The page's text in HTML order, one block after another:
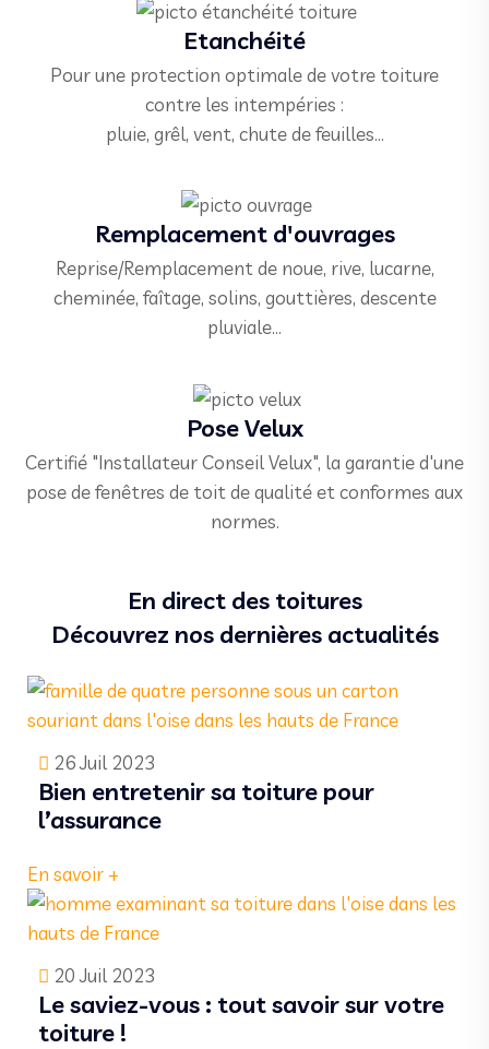
Etanchéité
Pour une protection optimale de votre toiture
contre les intempéries :
pluie, grêl, vent, chute de feuilles…
Remplacement d'ouvrages
Reprise/Remplacement de noue, rive, lucarne,
cheminée, faîtage, solins, gouttières, descente
pluviale...
Pose Velux
Certifié "Installateur Conseil Velux", la garantie d'une
pose de fenêtres de toit de qualité et conformes aux
normes.
En direct des toitures
Découvrez nos dernières actualités
26 Juil 2023
Bien entretenir sa toiture pour
l’assurance
En savoir +
20 Juil 2023
Le saviez-vous : tout savoir sur votre
toiture !